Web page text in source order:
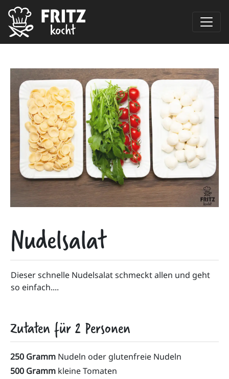
Nudelsalat
Dieser schnelle Nudelsalat schmeckt allen und geht
so einfach....
Zutaten für2 Personen
250 Gramm Nudeln oder glutenfreie Nudeln
500 Gramm kleine Tomaten